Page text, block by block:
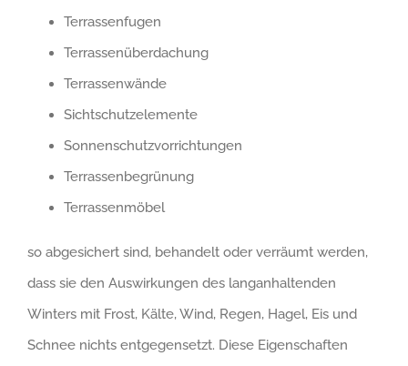
Terrassenfugen
Terrassenüberdachung
Terrassenwände
Sichtschutzelemente
Sonnenschutzvorrichtungen
Terrassenbegrünung
Terrassenmöbel
so abgesichert sind, behandelt oder verräumt werden,
dass sie den Auswirkungen des langanhaltenden
Winters mit Frost, Kälte, Wind, Regen, Hagel, Eis und
Schnee nichts entgegensetzt. Diese Eigenschaften